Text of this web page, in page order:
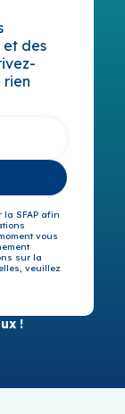
et des
rien
la SFAP afin
vous
sur la
veuillez
!